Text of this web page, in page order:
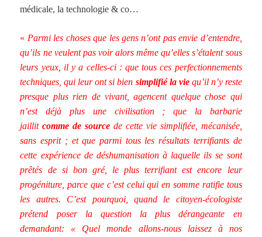
médicale, la technologie & co…
« Parmi les choses que les gens n’ont pas envie d’entendre,
qu’ils ne veulent pas voir alors même qu’elles s’étalent sous
leurs yeux, il y a celles-ci : que tous ces perfectionnements
techniques, qui leur ont si bien simplifié la viequ’il n’y reste
presque plus rien de vivant, agencent quelque chose qui
n’est déjà plus une civilisation ; que la barbarie
jaillitcomme de source de cette vie simplifiée, mécanisée,
sans esprit ; et que parmi tous les résultats terrifiants de
cette expérience de déshumanisation à laquelle ils se sont
prêtés de si bon gré, le plus terrifiant est encore leur
progéniture, parce que c’est celui qui en somme ratifie tous
les autres. C’est pourquoi, quand le citoyen-écologiste
prétend poser la question la plus dérangeante en
demandant: « Quel monde allons-nous laissez à nos